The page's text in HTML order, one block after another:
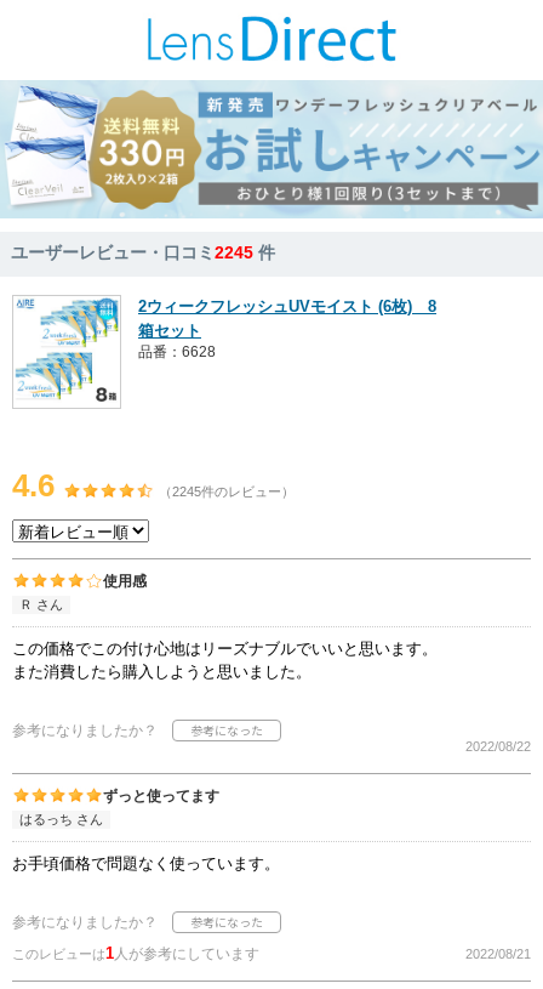
ユーザーレビュー・口コミ2245 件
2ウィークフレッシュUVモイスト (6枚) 8
箱セット
品番：6628
4.6 （2245件のレビュー）
使用感
Ｒ さん
この価格でこの付け心地はリーズナブルでいいと思います。
また消費したら購入しようと思いました。
参考になりましたか？
2022/08/22
ずっと使ってます
はるっち さん
お手頃価格で問題なく使っています。
参考になりましたか？
このレビューは1人が参考にしています 2022/08/21